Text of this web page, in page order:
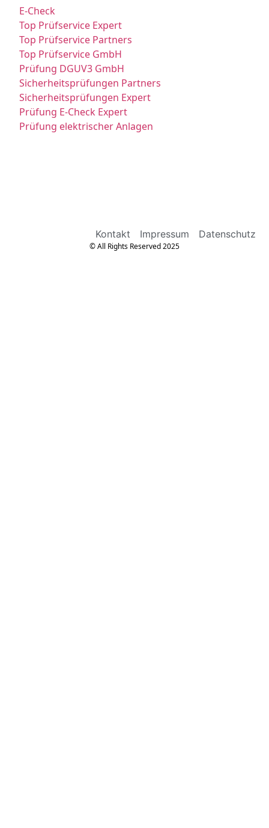
E-Check
Top Prüfservice Expert
Top Prüfservice Partners
Top Prüfservice GmbH
Prüfung DGUV3 GmbH
Sicherheitsprüfungen Partners
Sicherheitsprüfungen Expert
Prüfung E-Check Expert
Prüfung elektrischer Anlagen
Kontakt Impressum Datenschutz
© All Rights Reserved 2025